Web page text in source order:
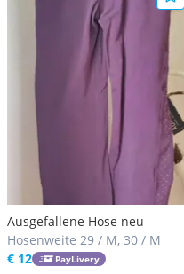
Ausgefallene Hose neu
Hosenweite 29 / M, 30 / M
€ 12
PayLivery